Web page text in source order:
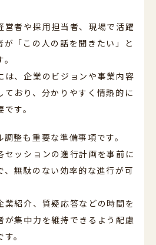
営者や採用担当者、現場で活躍
が「この人の話を聞きたい」と
は、企業のビジョンや事業内容
ており、分かりやすく情熱的に
す。
整も重要な準備事項です。
セッションの進行計画を事前に
、無駄のない効率的な進行が可
業紹介、質疑応答などの時間を
が集中力を維持できるよう配慮
。